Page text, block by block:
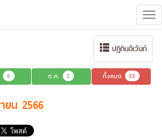
ปฏิทินอีเว้นท์
6 ต.ค. 2 ทั้งหมด 23
ยน 2566